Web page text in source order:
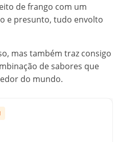
de frango com um
e presunto, tudo envolto
mas também traz consigo
de sabores que
do mundo.